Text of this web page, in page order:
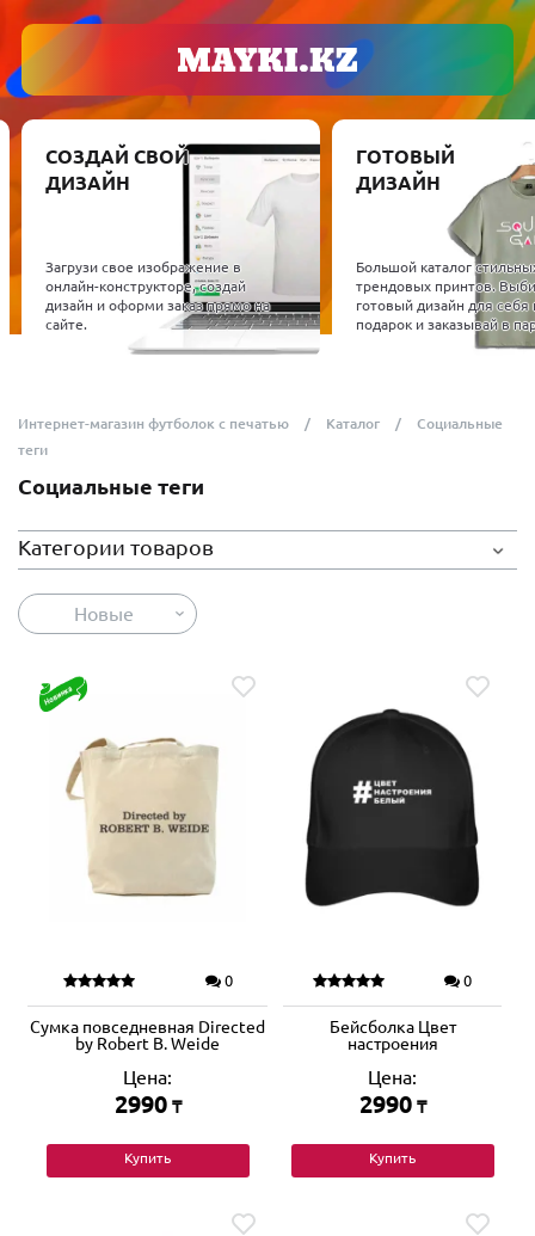
СОЗДАЙ СВОЙ
ДИЗАЙН
Загрузи свое изображение в
онлайн-конструкторе, создай
дизайн и оформи заказ прямо на
сайте.
ГОТОВЫЙ
ДИЗАЙН
Большой каталог
трендовых принтов.
готовый дизайн для себя
подарок и заказывай в
Интернет-магазин футболок с печатью Каталог
Социальные
теги
Социальные теги
Категории товаров
Новые
0
Сумка повседневная Directed
by Robert B. Weide
Цена:
2990 ₸
Купить
0
Бейсболка Цвет
настроения
Цена:
2990 ₸
Купить